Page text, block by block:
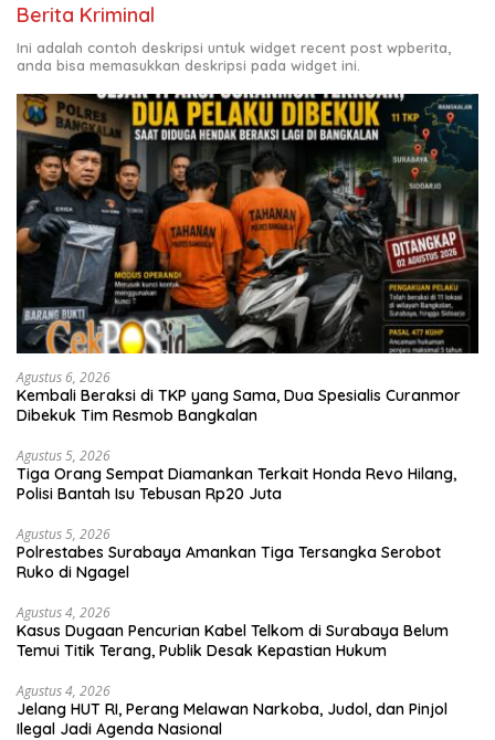
Berita Kriminal
Ini adalah contoh deskripsi untuk widget recent post wpberita,
anda bisa memasukkan deskripsi pada widget ini.
Agustus 6, 2026
Kembali Beraksi di TKP yang Sama, Dua Spesialis Curanmor
Dibekuk Tim Resmob Bangkalan
Agustus 5, 2026
Tiga Orang Sempat Diamankan Terkait Honda Revo Hilang,
Polisi Bantah Isu Tebusan Rp20 Juta
Agustus 5, 2026
Polrestabes Surabaya Amankan Tiga Tersangka Serobot
Ruko di Ngagel
Agustus 4, 2026
Kasus Dugaan Pencurian Kabel Telkom di Surabaya Belum
Temui Titik Terang, Publik Desak Kepastian Hukum
Agustus 4, 2026
Jelang HUT RI, Perang Melawan Narkoba, Judol, dan Pinjol
Ilegal Jadi Agenda Nasional